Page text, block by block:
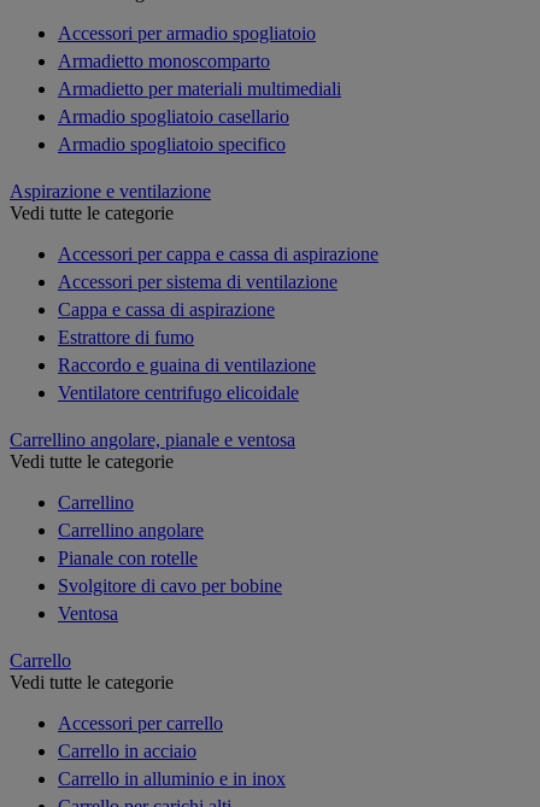
Accessori per armadio spogliatoio
Armadietto monoscomparto
Armadietto per materiali multimediali
Armadio spogliatoio casellario
Armadio spogliatoio specifico
Aspirazione e ventilazione
Vedi tutte le categorie
Accessori per cappa e cassa di aspirazione
Accessori per sistema di ventilazione
Cappa e cassa di aspirazione
Estrattore di fumo
Raccordo e guaina di ventilazione
Ventilatore centrifugo elicoidale
Carrellino angolare, pianale e ventosa
Vedi tutte le categorie
Carrellino
Carrellino angolare
Pianale con rotelle
Svolgitore di cavo per bobine
Ventosa
Carrello
Vedi tutte le categorie
Accessori per carrello
Carrello in acciaio
Carrello in alluminio e in inox